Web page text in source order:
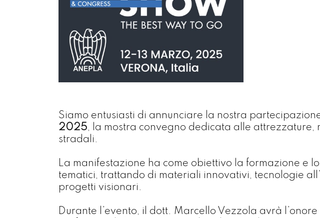
Siamo entusiasti di annunciare la nostra
2025, la mostra convegno dedicata alle
stradali.
La manifestazione ha come obiettivo la formazione e
tematici, trattando di materiali innovativi, tecnologie
progetti visionari.
Durante l’evento, il dott. Marcello Vezzola avrà